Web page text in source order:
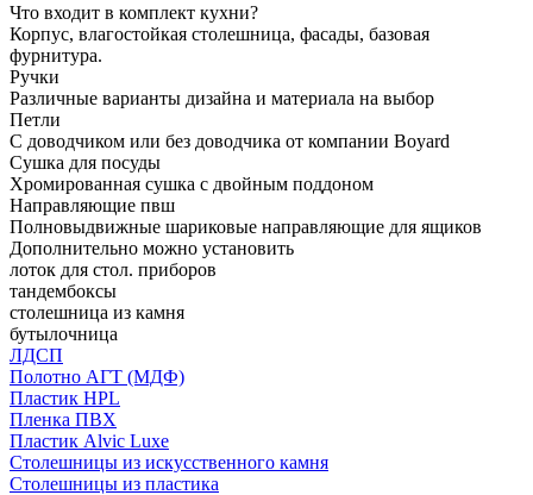
Что входит в комплект кухни?
Корпус, влагостойкая столешница, фасады, базовая
фурнитура.
Ручки
Различные варианты дизайна и материала на выбор
Петли
С доводчиком или без доводчика от компании Boyard
Сушка для посуды
Хромированная сушка с двойным поддоном
Направляющие пвш
Полновыдвижные шариковые направляющие для ящиков
Дополнительно можно установить
лоток для стол. приборов
тандембоксы
столешница из камня
бутылочница
ЛДСП
Полотно АГТ (МДФ)
Пластик HPL
Пленка ПВХ
Пластик Alvic Luxe
Столешницы из искусственного камня
Столешницы из пластика